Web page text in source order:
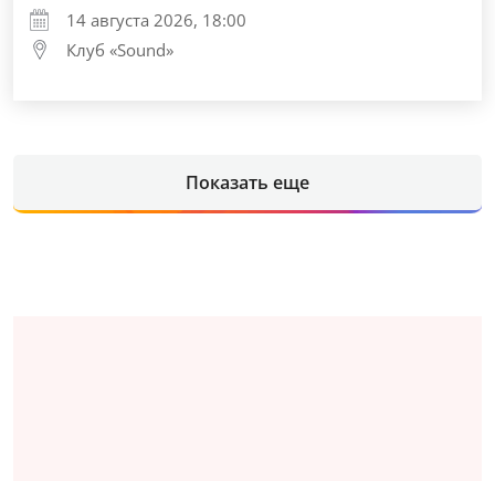
14 августа 2026, 18:00
Клуб «Sound»
Показать еще